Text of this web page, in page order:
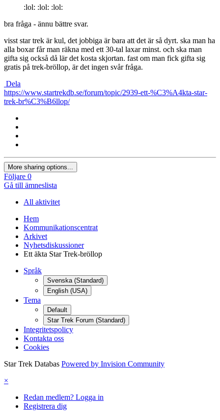
:lol: :lol: :lol:
bra fråga - ännu bättre svar.
visst star trek är kul, det jobbiga är bara att det är så dyrt. ska man ha
alla boxar får man räkna med ett 30-tal laxar minst. och ska man
gifta sig också då lär det kosta skjortan. fast om man fick gifta sig
gratis på trek-bröllop, är det ingen svår fråga.
Dela
https://www.startrekdb.se/forum/topic/2939-ett-%C3%A4kta-star-
trek-br%C3%B6llop/
More sharing options...
Följare 0
Gå till ämneslista
All aktivitet
Hem
Kommunikationscentrat
Arkivet
Nyhetsdiskussioner
Ett äkta Star Trek-bröllop
Språk
Svenska (Standard)
English (USA)
Tema
Default
Star Trek Forum (Standard)
Integritetspolicy
Kontakta oss
Cookies
Star Trek Databas Powered by Invision Community
×
Redan medlem? Logga in
Registrera dig